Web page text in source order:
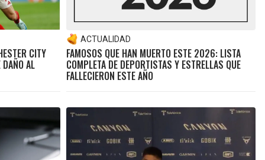
CITY
AL
ACTUALIDAD
FAMOSOS QUE HAN MUERTO ESTE 2026: LISTA
COMPLETA DE DEPORTISTAS Y ESTRELLAS QUE
FALLECIERON ESTE AÑO